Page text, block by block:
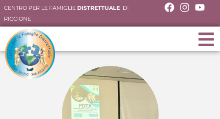
CENTRO PER LE FAMIGLIE DISTRETTUALE DI
RICCIONE